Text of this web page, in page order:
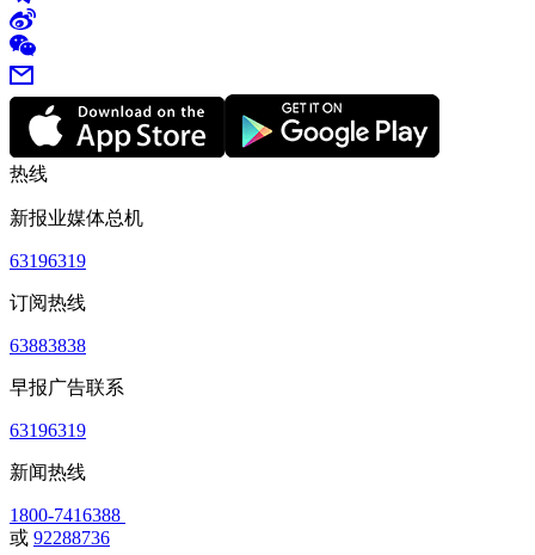
热线
新报业媒体总机
63196319
订阅热线
63883838
早报广告联系
63196319
新闻热线
1800-7416388
或 92288736